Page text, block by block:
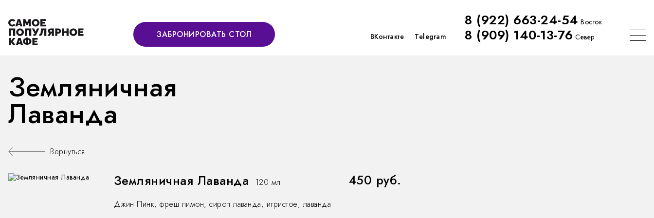
ЗАБРОНИРОВАТЬ СТОЛ ВКонтакте Telegram
8 (922) 663-24-54 Восток
8 (909) 140-13-76 Север
Земляничная
Лаванда
Вернуться
Земляничная Лаванда 120 мл 450 руб.
Джин Пинк, фреш лимон, сироп лаванда, игристое, лаванда